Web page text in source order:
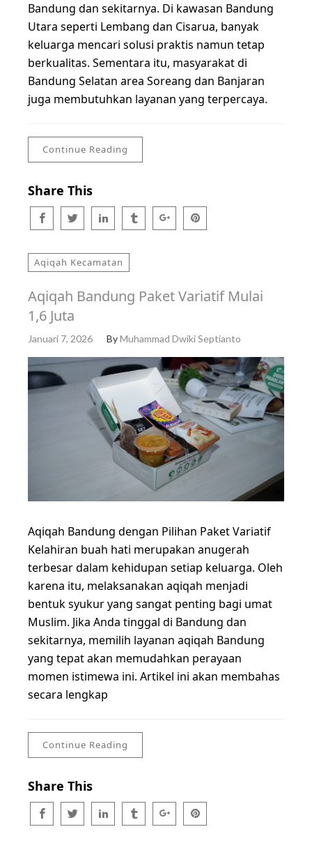
Bandung dan sekitarnya. Di kawasan Bandung
Utara seperti Lembang dan Cisarua, banyak
keluarga mencari solusi praktis namun tetap
berkualitas. Sementara itu, masyarakat di
Bandung Selatan area Soreang dan Banjaran
juga membutuhkan layanan yang terpercaya.
Continue Reading
Share This
Aqiqah Kecamatan
Aqiqah Bandung Paket Variatif Mulai
1,6 Juta
Januari 7, 2026 ByMuhammad Dwiki Septianto
Aqiqah Bandung dengan Pilihan Paket Variatif
Kelahiran buah hati merupakan anugerah
terbesar dalam kehidupan setiap keluarga. Oleh
karena itu, melaksanakan aqiqah menjadi
bentuk syukur yang sangat penting bagi umat
Muslim. Jika Anda tinggal di Bandung dan
sekitarnya, memilih layanan aqiqah Bandung
yang tepat akan memudahkan perayaan
momen istimewa ini. Artikel ini akan membahas
secara lengkap
Continue Reading
Share This